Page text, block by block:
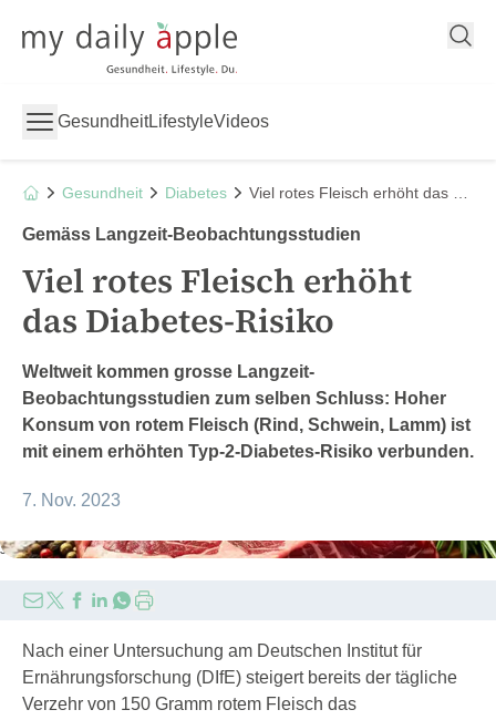
My Daily Apple
GesundheitLifestyleVideos
Gesundheit Diabetes
Gemäss Langzeit-Beobachtungsstudien
Viel rotes Fleisch erhöht
das Diabetes-Risiko
Weltweit kommen grosse Langzeit-
Beobachtungsstudien zum selben Schluss: Hoher
Konsum von rotem Fleisch (Rind, Schwein, Lamm) ist
mit einem erhöhten Typ-2-Diabetes-Risiko verbunden.
7. Nov. 2023
Jasper W/stock.adobe.com
Nach einer Untersuchung am Deutschen Institut für
Ernährungsforschung (DIfE) steigert bereits der tägliche
Verzehr von 150 Gramm rotem Fleisch das